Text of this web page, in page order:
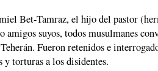
Bet-Tamraz, el hijo del pastor
amigos suyos, todos musulmanes
Fueron retenidos e
y torturas a los disidentes.